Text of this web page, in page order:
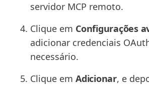
servidor MCP remoto.
Clique em Configurações
adicionar credenciais
necessário.
Clique em Adicionar, e